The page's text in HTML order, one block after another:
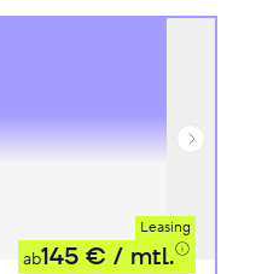
Leasing
ab145 € / mtl.